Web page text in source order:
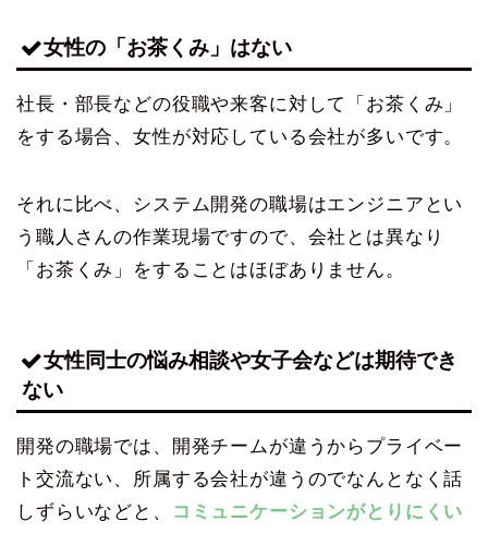
女性の「お茶くみ」はない
社長・部長などの役職や来客に対して「お茶くみ」
をする場合、女性が対応している会社が多いです。
それに比べ、システム開発の職場はエンジニアとい
う職人さんの作業現場ですので、会社とは異なり
「お茶くみ」をすることはほぼありません。
女性同士の悩み相談や女子会などは期待でき
ない
開発の職場では、開発チームが違うからプライベー
ト交流ない、所属する会社が違うのでなんとなく話
しずらいなどと、
コミュニケーションがとりにくい